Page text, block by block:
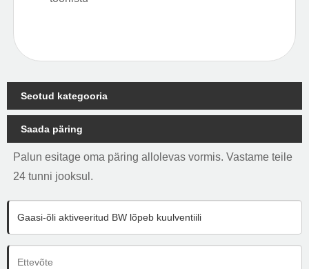
Seotud kategooria
Saada päring
Palun esitage oma päring allolevas vormis. Vastame teile
24 tunni jooksul.